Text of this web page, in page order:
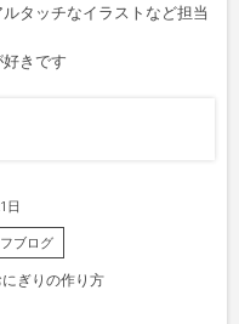
タッチなイラストなど担当
きです
日
ブログ
ぎりの作り方